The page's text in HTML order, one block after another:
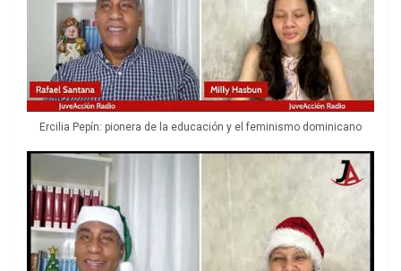
Ercilia Pepín: pionera de la educación y el feminismo dominicano